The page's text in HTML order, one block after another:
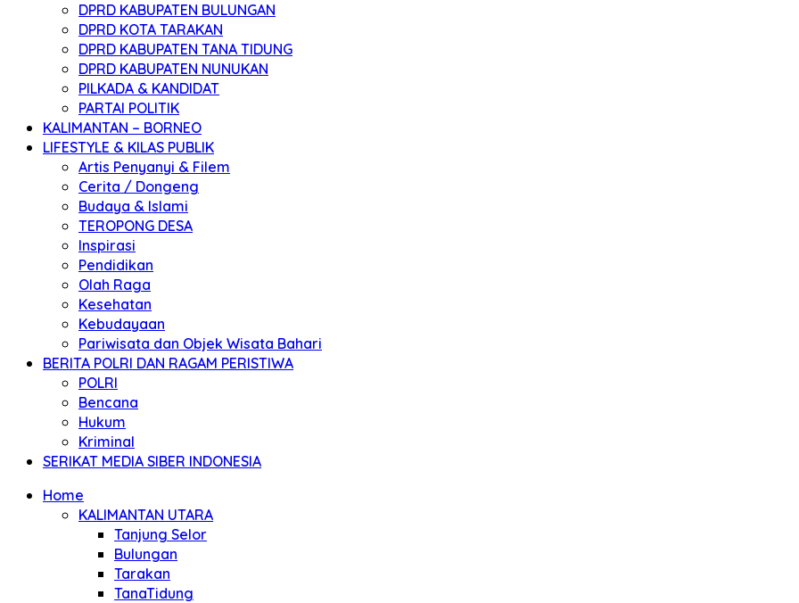
DPRD KABUPATEN BULUNGAN
DPRD KOTA TARAKAN
DPRD KABUPATEN TANA TIDUNG
DPRD KABUPATEN NUNUKAN
PILKADA & KANDIDAT
PARTAI POLITIK
KALIMANTAN – BORNEO
LIFESTYLE & KILAS PUBLIK
Artis Penyanyi & Filem
Cerita / Dongeng
Budaya & Islami
TEROPONG DESA
Inspirasi
Pendidikan
Olah Raga
Kesehatan
Kebudayaan
Pariwisata dan Objek Wisata Bahari
BERITA POLRI DAN RAGAM PERISTIWA
POLRI
Bencana
Hukum
Kriminal
SERIKAT MEDIA SIBER INDONESIA
Home
KALIMANTAN UTARA
Tanjung Selor
Bulungan
Tarakan
TanaTidung